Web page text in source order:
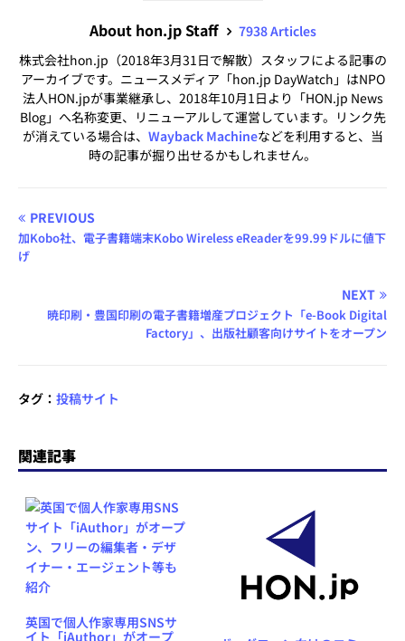
About hon.jp Staff
7938 Articles
株式会社hon.jp（2018年3月31日で解散）スタッフによる記事の
アーカイブです。ニュースメディア「hon.jp DayWatch」はNPO
法人HON.jpが事業継承し、2018年10月1日より「HON.jp News
Blog」へ名称変更、リニューアルして運営しています。リンク先
が消えている場合は、 Wayback Machineなどを利用すると、当
時の記事が掘り出せるかもしれません。
PREVIOUS
加Kobo社、電子書籍端末Kobo Wireless eReaderを99.99ドルに値下
げ
NEXT
暁印刷・豊国印刷の電子書籍増産プロジェクト「e-Book Digital
Factory」、出版社顧客向けサイトをオープン
タグ： 投稿サイト
関連記事
英国で個人作家専用SNSサ
イト「iAuthor」がオープ